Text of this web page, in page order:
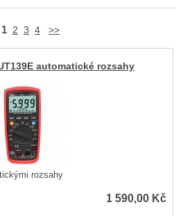
1 2 3 4 >>
automatické rozsahy
rozsahy
1 590,00 Kč